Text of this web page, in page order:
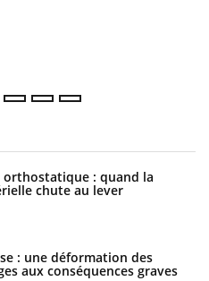
: quand la
chute au lever
: une déformation des
aux conséquences graves